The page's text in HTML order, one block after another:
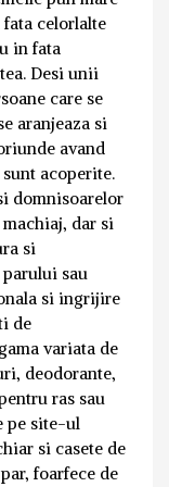
celorlalte
in fata
Desi unii
care se
aranjeaza si
avand
acoperite.
domnisoarelor
dar si
si
sau
si ingrijire
de
variata de
deodorante,
ras sau
pe site-ul
si casete de
foarfece de